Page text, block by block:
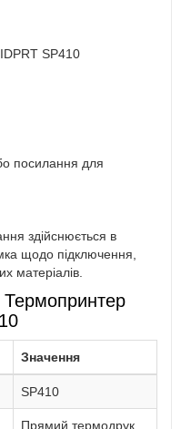
SP410
посилання для
здійснюється в
щодо підключення,
матеріалів.
Термопринтер
Значення
SP410
Прямий термодрук